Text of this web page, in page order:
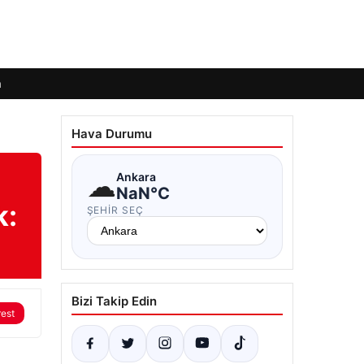
Hava Durumu
☁Ankara
NaN°C
ŞEHIR SEÇ
Bizi Takip Edin